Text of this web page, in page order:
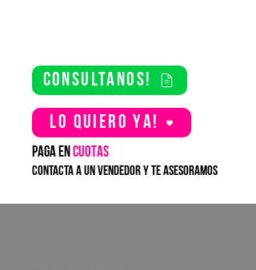
consultanos!
PAGA ENCUOTAS
Lo quiero YA!
contacta a un vendedor y te asesoramos